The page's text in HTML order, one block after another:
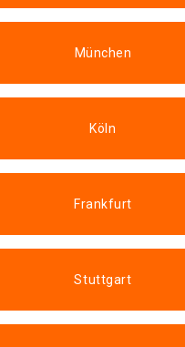
München
Köln
Frankfurt
Stuttgart